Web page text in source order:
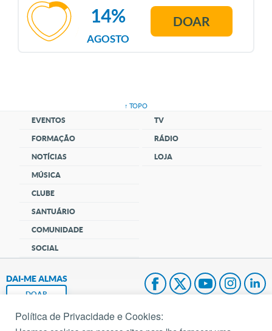
AGOSTO
14% DOAR
↑ TOPO
EVENTOS
FORMAÇÃO
NOTÍCIAS
MÚSICA
CLUBE
SANTUÁRIO
COMUNIDADE
SOCIAL
TV
RÁDIO
LOJA
DAI-ME ALMAS
DOAR
Fundação João Paulo II
Política de Privacidade e Cookies: